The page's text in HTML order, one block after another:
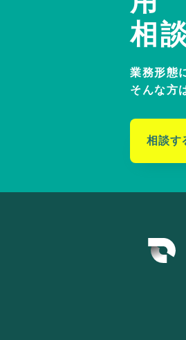
相
業務形態
そんな方
相談す